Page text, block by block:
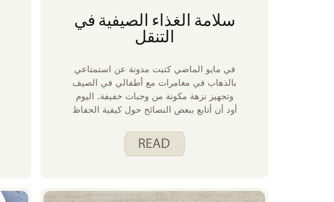
سلامة الغذاء الصيفية في
التنقل
في مايو الماضي كتبت مدونة عن استمتاعي
بالذهاب في مغامرات مع أطفالي في الصيف
وتجهيز نزهة مكونة من وجبات خفيفة. اليوم
أود أن أتابع ببعض النصائح حول كيفية الحفاظ